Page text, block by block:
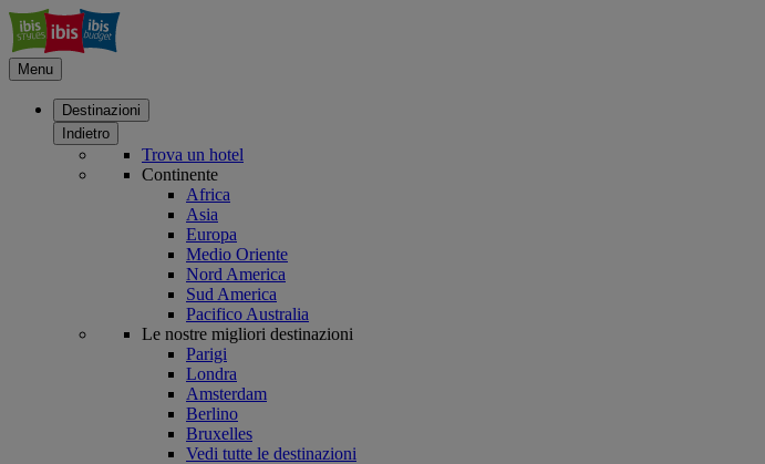
Menu
Destinazioni
Indietro
Trova un hotel
Continente
Africa
Asia
Europa
Medio Oriente
Nord America
Sud America
Pacifico Australia
Le nostre migliori destinazioni
Parigi
Londra
Amsterdam
Berlino
Bruxelles
Vedi tutte le destinazioni